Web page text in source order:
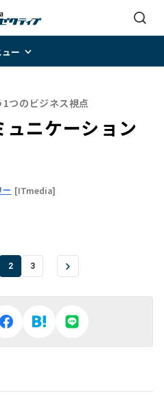
ュー
1つのビジネス視点
ュニケーション
ー [ITmedia]
2 3